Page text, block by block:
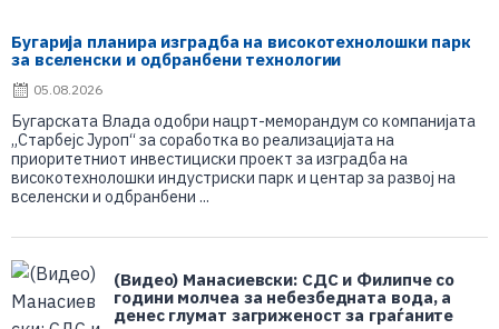
Бугарија планира изградба на високотехнолошки парк
за вселенски и одбранбени технологии
05.08.2026
Бугарската Влада одобри нацрт-меморандум со компанијата
„Старбејс Јуроп“ за соработка во реализацијата на
приоритетниот инвестициски проект за изградба на
високотехнолошки индустриски парк и центар за развој на
вселенски и одбранбени ...
(Видео) Манасиевски: СДС и Филипче со
години молчеа за небезбедната вода, а
денес глумат загриженост за граѓаните